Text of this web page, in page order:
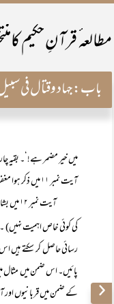
مطالعہ ٔ قرآنِ حکیم
باب:جہاد وقتال فی
میں خیر مضمر ہے!‘۔ بقیہ
آیت نمبر ۱۱ میں ذکر ہوا مغفرت اور داخلۂ جنت، اور فردوسِ بریں کے پاکیزہ مسکنوں کا اس تصریح کے ساتھ کہ اصل اور عظیم کامیابی ان ہی کا حصول ہے۔
آیت
کی کوئی خاص اہمیت نہیں) ۔ آیت نمبر ۱۴ میں پہنچ گیا یہ
رسائی حاصل کر سکتے ہیں
پائیں۔ اس ضمن میں مثال
کے ضمن میں قربانیوں اور